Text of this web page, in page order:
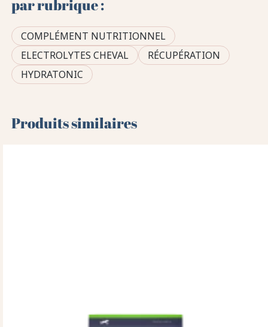
par rubrique :
COMPLÉMENT NUTRITIONNEL
ELECTROLYTES CHEVAL
RÉCUPÉRATION
HYDRATONIC
Produits similaires